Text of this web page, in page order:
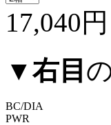
17,040円
▼右目
BC/DIA
PWR